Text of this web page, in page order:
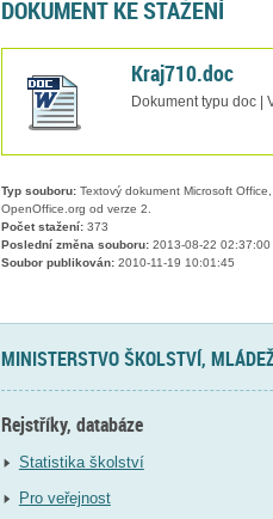
DOKUMENT KE STAŽENÍ
Kraj710.doc
Dokument typu doc |
Typ souboru:Textový dokument Microsoft
OpenOffice.org od verze 2.
Počet stažení:373
Poslední změna souboru:2013-08-22 02:37:00
Soubor publikován:2010-11-19 10:01:45
MINISTERSTVO ŠKOLSTVÍ,
Rejstříky, databáze
Statistika školství
Pro veřejnost